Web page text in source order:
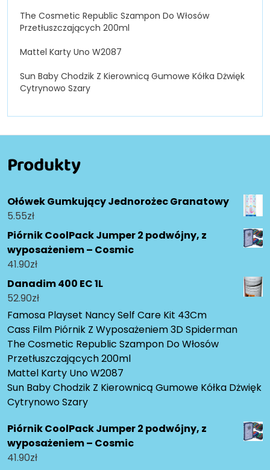
The Cosmetic Republic Szampon Do Włosów
Przetłuszczających 200ml
Mattel Karty Uno W2087
Sun Baby Chodzik Z Kierownicą Gumowe Kółka Dżwięk
Cytrynowo Szary
Produkty
Ołówek Gumkujący Jednorożec Granatowy
5.55zł
Piórnik CoolPack Jumper 2 podwójny, z
wyposażeniem – Cosmic
41.90zł
Danadim 400 EC 1L
52.90zł
Famosa Playset Nancy Self Care Kit 43Cm
Cass Film Piórnik Z Wyposażeniem 3D Spiderman
The Cosmetic Republic Szampon Do Włosów
Przetłuszczających 200ml
Mattel Karty Uno W2087
Sun Baby Chodzik Z Kierownicą Gumowe Kółka Dżwięk
Cytrynowo Szary
Piórnik CoolPack Jumper 2 podwójny, z
wyposażeniem – Cosmic
41.90zł